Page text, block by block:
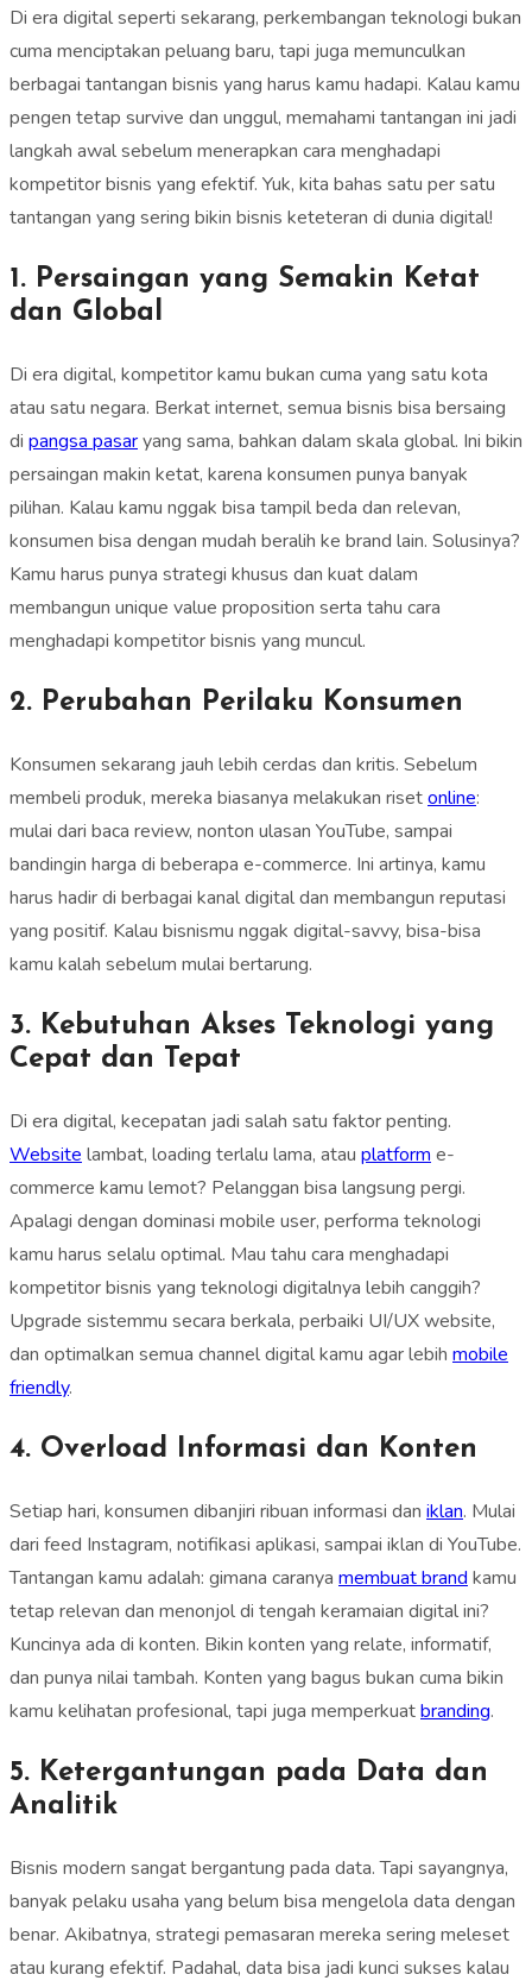
Di era digital seperti sekarang, perkembangan teknologi bukan
cuma menciptakan peluang baru, tapi juga memunculkan
berbagai tantangan bisnis yang harus kamu hadapi. Kalau kamu
pengen tetap survive dan unggul, memahami tantangan ini jadi
langkah awal sebelum menerapkan cara menghadapi
kompetitor bisnis yang efektif. Yuk, kita bahas satu per satu
tantangan yang sering bikin bisnis keteteran di dunia digital!
1. Persaingan yang Semakin Ketat
dan Global
Di era digital, kompetitor kamu bukan cuma yang satu kota
atau satu negara. Berkat internet, semua bisnis bisa bersaing
di pangsa pasaryang sama, bahkan dalam skala global. Ini bikin
persaingan makin ketat, karena konsumen punya banyak
pilihan. Kalau kamu nggak bisa tampil beda dan relevan,
konsumen bisa dengan mudah beralih ke brand lain. Solusinya?
Kamu harus punya strategi khusus dan kuat dalam
membangun unique value proposition serta tahu cara
menghadapi kompetitor bisnis yang muncul.
2. Perubahan Perilaku Konsumen
Konsumen sekarang jauh lebih cerdas dan kritis. Sebelum
membeli produk, mereka biasanya melakukan risetonline:
mulai dari baca review, nonton ulasan YouTube, sampai
bandingin harga di beberapa e-commerce. Ini artinya, kamu
harus hadir di berbagai kanal digital dan membangun reputasi
yang positif. Kalau bisnismu nggak digital-savvy, bisa-bisa
kamu kalah sebelum mulai bertarung.
3. Kebutuhan Akses Teknologi yang
Cepat dan Tepat
Di era digital, kecepatan jadi salah satu faktor penting.
Website lambat, loading terlalu lama, atau platform e-
commerce kamu lemot? Pelanggan bisa langsung pergi.
Apalagi dengan dominasi mobile user, performa teknologi
kamu harus selalu optimal. Mau tahu cara menghadapi
kompetitor bisnis yang teknologi digitalnya lebih canggih?
Upgrade sistemmu secara berkala, perbaiki UI/UX website,
dan optimalkan semua channel digital kamu agar lebih mobile
friendly.
4. Overload Informasi dan Konten
Setiap hari, konsumen dibanjiri ribuan informasi dan iklan. Mulai
dari feed Instagram, notifikasi aplikasi, sampai iklan di YouTube.
Tantangan kamu adalah: gimana caranya membuat brand kamu
tetap relevan dan menonjol di tengah keramaian digital ini?
Kuncinya ada di konten. Bikin konten yang relate, informatif,
dan punya nilai tambah. Konten yang bagus bukan cuma bikin
kamu kelihatan profesional, tapi juga memperkuatbranding.
5. Ketergantungan pada Data dan
Analitik
Bisnis modern sangat bergantung pada data. Tapi sayangnya,
banyak pelaku usaha yang belum bisa mengelola data dengan
benar. Akibatnya, strategi pemasaran mereka sering meleset
atau kurang efektif. Padahal, data bisa jadi kunci sukses kalau